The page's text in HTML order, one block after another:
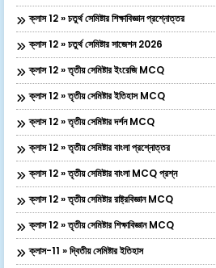
ক্লাস 12 » চতুর্থ সেমিষ্টার শিক্ষাবিজ্ঞান প্রশ্নোত্তর
ক্লাস 12 » চতুর্থ সেমিষ্টার সাজেশন 2026
ক্লাস 12 » তৃতীয় সেমিষ্টার ইংরেজি MCQ
ক্লাস 12 » তৃতীয় সেমিষ্টার ইতিহাস MCQ
ক্লাস 12 » তৃতীয় সেমিষ্টার দর্শন MCQ
ক্লাস 12 » তৃতীয় সেমিষ্টার বাংলা প্রশ্নোত্তর
ক্লাস 12 » তৃতীয় সেমিষ্টার বাংলা MCQ প্রশ্ন
ক্লাস 12 » তৃতীয় সেমিষ্টার রাষ্ট্রবিজ্ঞান MCQ
ক্লাস 12 » তৃতীয় সেমিষ্টার শিক্ষাবিজ্ঞান MCQ
ক্লাস-11 » দ্বিতীয় সেমিষ্টার ইতিহাস